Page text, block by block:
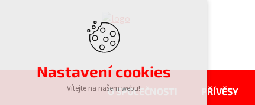
O SPOLEČNOSTI PŘÍVĚSY
Nastavení cookies
Vítejte na našem webu!